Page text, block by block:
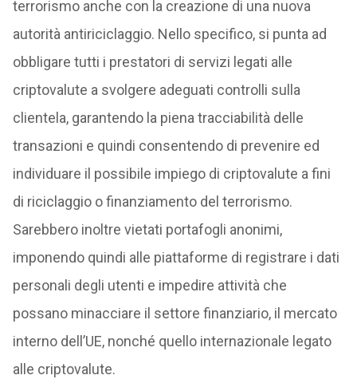
terrorismo anche con la creazione di una nuova
autorità antiriciclaggio. Nello specifico, si punta ad
obbligare tutti i prestatori di servizi legati alle
criptovalute a svolgere adeguati controlli sulla
clientela, garantendo la piena tracciabilità delle
transazioni e quindi consentendo di prevenire ed
individuare il possibile impiego di criptovalute a fini
di riciclaggio o finanziamento del terrorismo.
Sarebbero inoltre vietati portafogli anonimi,
imponendo quindi alle piattaforme di registrare i dati
personali degli utenti e impedire attività che
possano minacciare il settore finanziario, il mercato
interno dell’UE, nonché quello internazionale legato
alle criptovalute.